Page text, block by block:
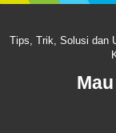
Tips, Trik, Solusi dan